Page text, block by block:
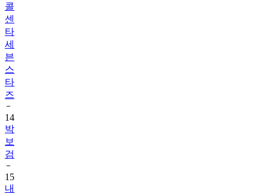
콜
센
타
세
븐
스
타
즈
14
박
보
검
15
내